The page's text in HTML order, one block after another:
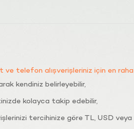
telefon alışverişleriniz için en
kendiniz belirleyebilir,
kolayca takip edebilir,
tercihinize göre TL, USD